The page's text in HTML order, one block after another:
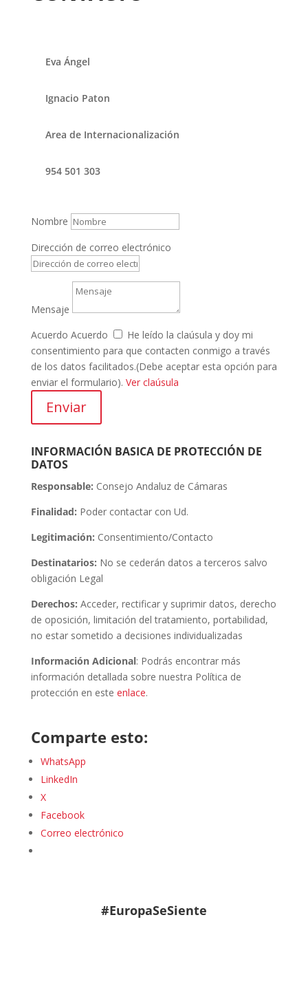
Eva Ángel
Ignacio Paton
Area de Internacionalización
954 501 303
Nombre
Dirección de correo electrónico
Mensaje
Acuerdo Acuerdo
He leído la claúsula y doy mi
consentimiento para que contacten conmigo a través
de los datos facilitados.(Debe aceptar esta opción para
enviar el formulario). Ver claúsula
Enviar
INFORMACIÓN BASICA DE PROTECCIÓN DE
DATOS
Responsable: Consejo Andaluz de Cámaras
Finalidad: Poder contactar con Ud.
Legitimación: Consentimiento/Contacto
Destinatarios: No se cederán datos a terceros salvo
obligación Legal
Derechos: Acceder, rectificar y suprimir datos, derecho
de oposición, limitación del tratamiento, portabilidad,
no estar sometido a decisiones individualizadas
Información Adicional: Podrás encontrar más
información detallada sobre nuestra Política de
protección en este enlace.
Comparte esto:
WhatsApp
LinkedIn
X
Facebook
Correo electrónico
#EuropaSeSiente